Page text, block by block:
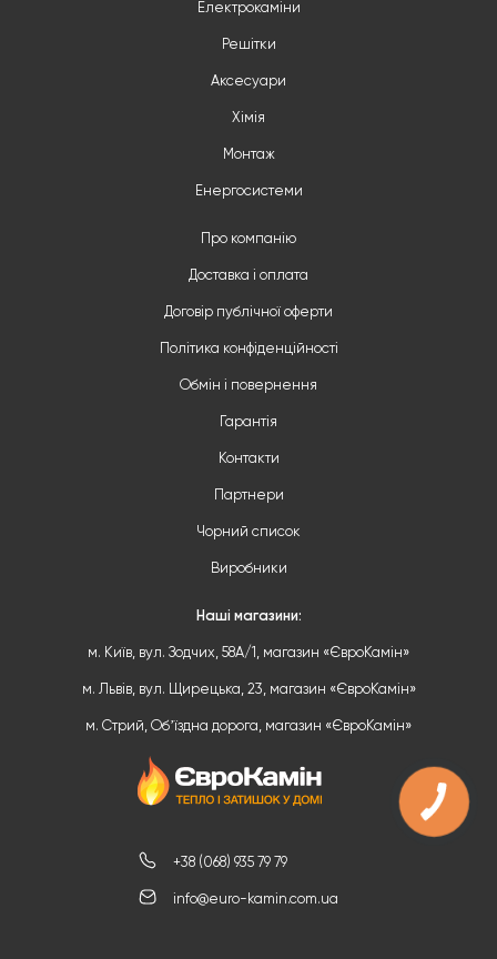
+38 (068) 935 79 79
info@euro-kamin.com.ua
Електрокаміни
Решітки
Аксесуари
Хімія
Монтаж
Енергосистеми
Про компанію
Доставка і оплата
Договір публічної оферти
Політика конфіденційності
Обмін і повернення
Гарантія
Контакти
Партнери
Чорний список
Виробники
Наші магазини:
м. Київ, вул. Зодчих, 58А/1, магазин «ЄвроКамін»
м. Львів, вул. Щирецька, 23, магазин «ЄвроКамін»
м. Стрий, Обʼїздна дорога, магазин «ЄвроКамін»